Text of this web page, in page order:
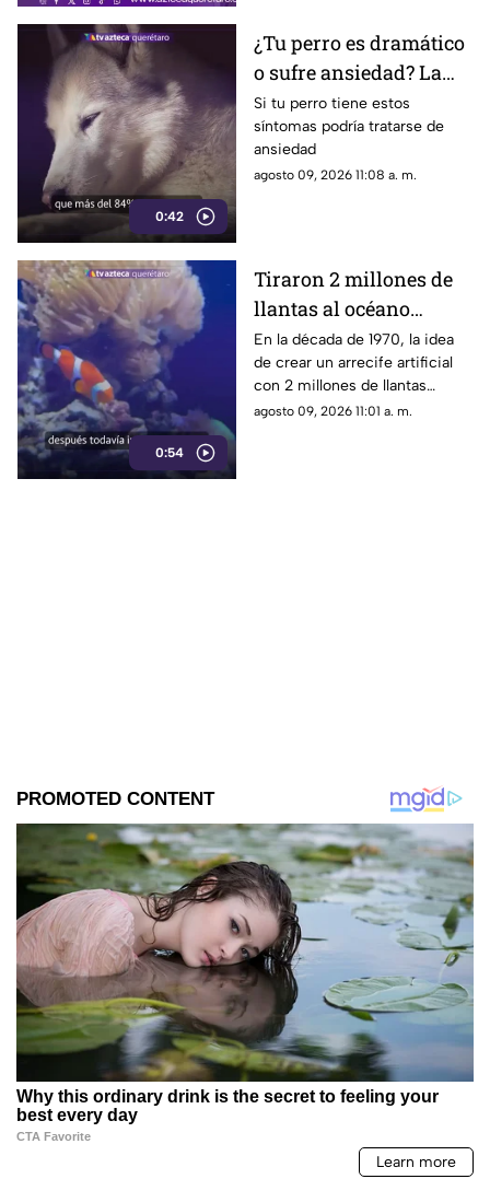
0:42
¿Tu perro es dramático
o sufre ansiedad? La
señal que la mayoría de
los dueños pasa por
alto
Si tu perro tiene estos
síntomas podría tratarse de
ansiedad
agosto 09, 2026 11:08 a. m.
0:54
Tiraron 2 millones de
llantas al océano
pensando que
ayudarían a la vida
marina; hoy luchan por
sacarlas
En la década de 1970, la idea
de crear un arrecife artificial
con 2 millones de llantas
parecía la solución perfecta
agosto 09, 2026 11:01 a. m.